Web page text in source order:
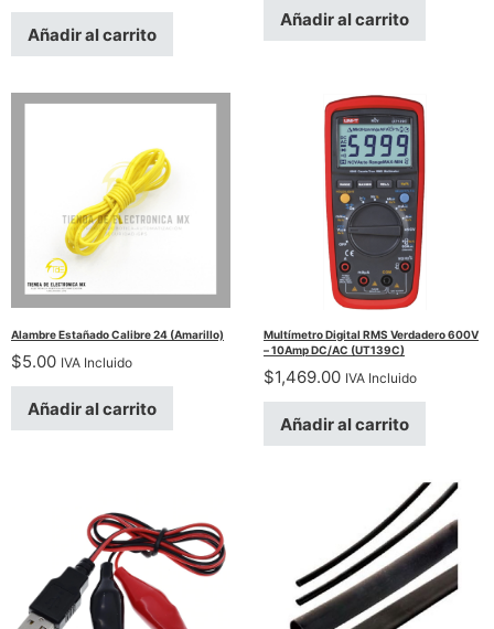
Añadir al carrito
Añadir al carrito
Alambre Estañado Calibre 24 (Amarillo)
$5.00 IVA Incluido
Añadir al carrito
Multímetro Digital RMS Verdadero 600V
– 10Amp DC/AC (UT139C)
$1,469.00 IVA Incluido
Añadir al carrito